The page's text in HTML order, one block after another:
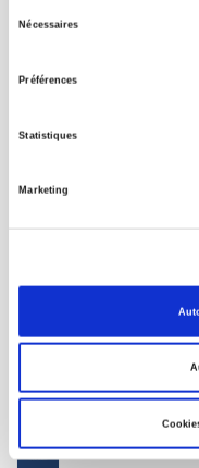
Nécessaires
Préférences
Statistiques
Marketing
Maison d'édition dédiée
Presses de Sciences
à la transmission des
FOREIGN RIGHTS
POUR LES LIBRAIRES
MON COMPTE
La France et
4 sept. 2026